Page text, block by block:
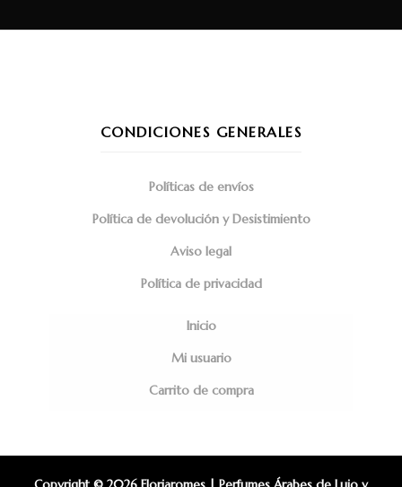
CONDICIONES GENERALES
Políticas de envíos
Política de devolución y Desistimiento
Aviso legal
Política de privacidad
Inicio
Mi usuario
Carrito de compra